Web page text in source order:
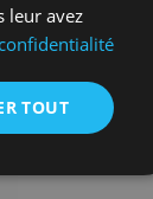
leur avez
TOUT